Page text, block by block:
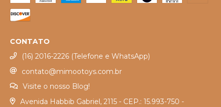
CONTATO
(16) 2016-2226 (Telefone e WhatsApp)
contato@mimootoys.com.br
Visite o nosso Blog!
Avenida Habbib Gabriel, 2115 - CEP.: 15.993-750 -